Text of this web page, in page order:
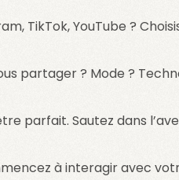
TikTok, YouTube ?
partager ? Mode ?
parfait. Sautez dans
à interagir avec